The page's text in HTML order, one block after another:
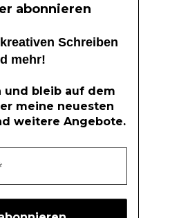
abonnieren
Schreiben
mehr!
und bleib auf dem
meine neuesten
weitere Angebote.